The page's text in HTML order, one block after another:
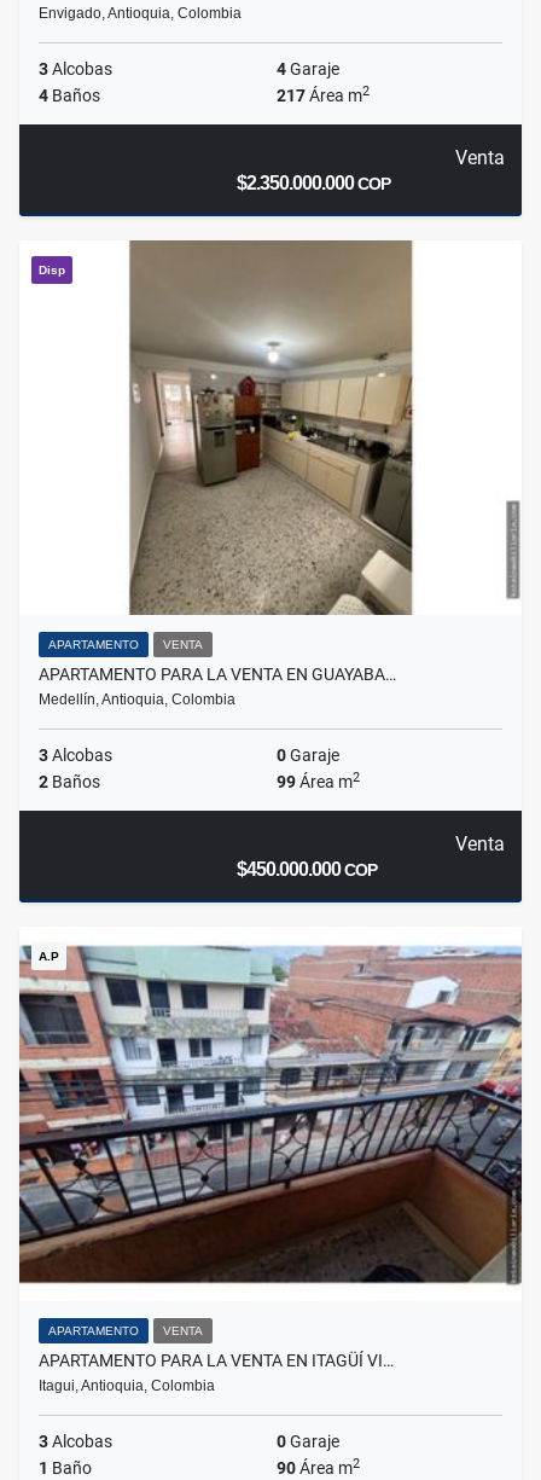
Envigado, Antioquia, Colombia
3Alcobas 4Garaje
4 Baños 217Área m2
Venta
$2.350.000.000COP
Disp
APARTAMENTO VENTA
APARTAMENTO PARA LA VENTA EN GUAYABA…
Medellín, Antioquia, Colombia
3Alcobas 0Garaje
2 Baños 99Área m2
Venta
$450.000.000COP
A.P
APARTAMENTO VENTA
APARTAMENTO PARA LA VENTA EN ITAGÜÍ VI…
Itagui, Antioquia, Colombia
3Alcobas 0Garaje
1 Baño 90Área m2